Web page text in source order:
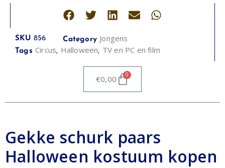
SKU 856 Category Jongens
Tags Circus, Halloween, TV en PC en film
€0,00 0
Gekke schurk paars
Halloween kostuum kopen